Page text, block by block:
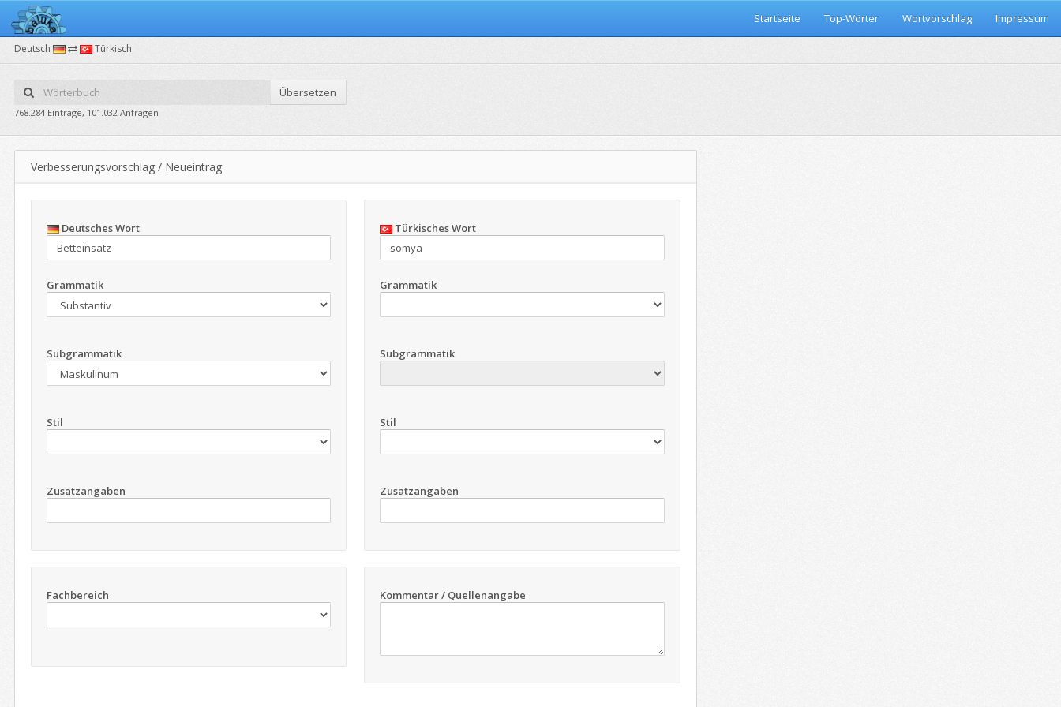
Startseite Top-Wörter Wortvorschlag Impressum
Deutsch Türkisch
Übersetzen
768.284 Einträge, 101.032 Anfragen
Verbesserungsvorschlag / Neueintrag
Deutsches Wort
Grammatik
Subgrammatik
Stil
Zusatzangaben
Türkisches Wort
Grammatik
Subgrammatik
Stil
Zusatzangaben
Fachbereich Kommentar / Quellenangabe